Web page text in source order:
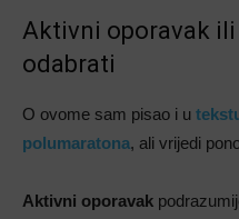
Aktivni oporavak
odabrati
O ovome sam pisao i u
polumaratona, ali vrijedi
Aktivni oporavak